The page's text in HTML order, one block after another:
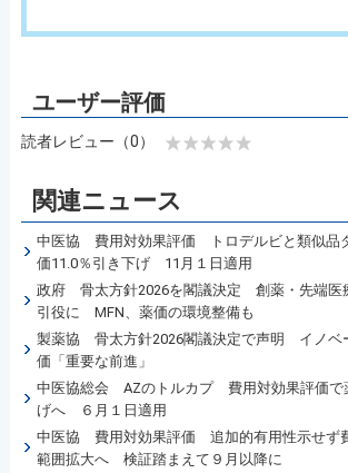
読者レビュー（0）
関連ニュース
中医協 費用対効果評価 トロデルビと類似品
価11.0％引き下げ 11月１日適用
政府 骨太方針2026を閣議決定 創薬・先端医
引役に MFN、薬価の環境整備も
製薬協 骨太方針2026閣議決定で声明 イノベ
価「重要な前進」
中医協総会 AZのトルカプ 費用対効果評価で
げへ ６月１日適用
中医協 費用対効果評価 追加的有用性示せず
範囲拡大へ 検証踏まえて９月以降に